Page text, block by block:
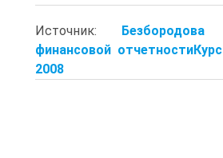
Источник:
финансовой
2008